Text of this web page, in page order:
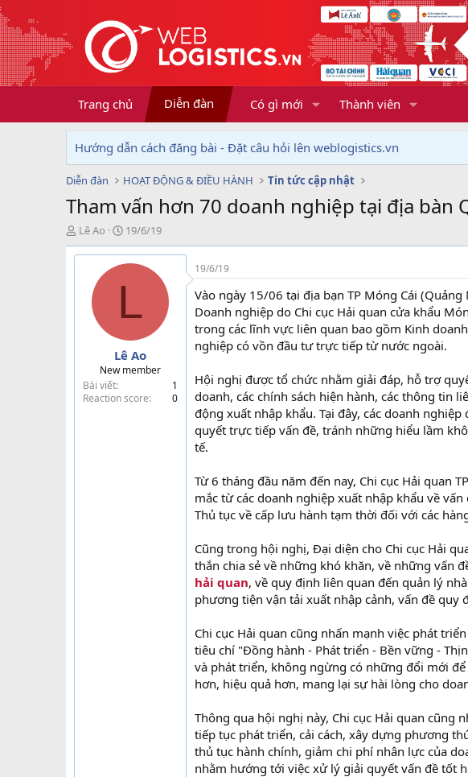
Trang chủ Diễn đàn Có gì mới Thành viên
Hướng dẫn cách đăng bài - Đặt câu hỏi lên weblogistics.vn
Diễn đàn HOẠT ĐỘNG & ĐIỀU HÀNH Tin tức cập nhật
Tham vấn hơn 70 doanh nghiệp tại địa bàn
T
h
r
Lê Ao
N
g
à
g
i
19/6/19
L
Lê Ao
New member
Bài viết
1
Reaction score
0
19/6/19
Vào ngày 15/06 tại địa bạn TP Móng Cái (Quảng
Doanh nghiệp do Chi cục Hải quan cửa khẩu
trong các lĩnh vực liên quan bao gồm Kinh
nghiệp có vồn đầu tư trực tiếp từ nước ngoài.
Hội nghị được tổ chức nhằm giải đáp, hỗ trợ
doanh, các chính sách hiện hành, các thông tin
động xuất nhập khẩu. Tại đây, các doanh
quyết trực tiếp vấn đề, tránh những hiểu lầm
tế.
Từ 6 tháng đầu năm đến nay, Chi cục Hải quan
mắc từ các doanh nghiệp xuất nhập khẩu về
Thủ tục về cấp lưu hành tạm thời đối với các
Cũng trong hội nghị, Đại diện cho Chi cục Hải
thắn chia sẻ về những khó khăn, về những vấn
hải quan, về quy định liên quan đến quản lý
phương tiện vận tải xuất nhập cảnh, vấn đề quy
Chi cục Hải quan cũng nhấn mạnh việc phát
tiêu chí "Đồng hành - Phát triển - Bền vững -
và phát triển, không ngừng có những đổi mới
hơn, hiệu quả hơn, mang lại sự hài lòng cho
Thông qua hội nghị này, Chi cục Hải quan cũng
tiếp tục phát triển, cải cách, xây dựng phương
thủ tục hành chính, giảm chi phí nhân lực của
nhằm hướng tới việc xử lý giải quyết vấn đề tốt